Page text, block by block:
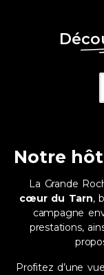
Notre
La Grande
cœur du Tarn,
campagne
prestations,
Profitez d’une